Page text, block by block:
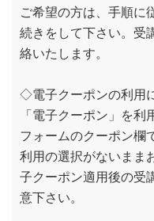
ご希望の方は、手順に
続きをして下さい。受
絡いたします。
◇電子クーポンの利用
「電子クーポン」を
フォームのクーポン欄
利用の選択がないまま
子クーポン適用後の受
意下さい。